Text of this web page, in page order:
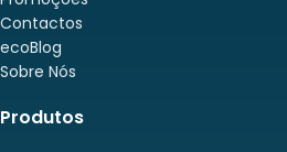
Contactos
ecoBlog
Sobre Nós
Produtos